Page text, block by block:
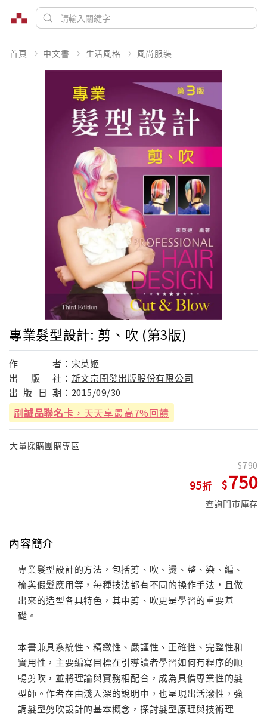
首頁 中文書 生活風格 風尚服裝
專業髮型設計: 剪、吹 (第3版)
作 者： 宋英姬
出
版 社： 新文京開發出版股份有限公司
出 版 日 期： 2015/09/30
刷誠品聯名卡 ，天天享最高7%回饋
大量採購團購專區
95
790
750
查詢門市庫存
內容簡介
專業髮型設計的方法，包括剪、吹、燙、整、染、編、
梳與假髮應用等，每種技法都有不同的操作手法，且做
出來的造型各具特色，其中剪、吹更是學習的重要基
礎。
本書兼具系統性、精緻性、嚴謹性、正確性、完整性和
實用性，主要編寫目標在引導讀者學習如何有程序的順
暢剪吹，並將理論與實務相配合，成為具備專業性的髮
型師。作者在由淺入深的說明中，也呈現出活潑性，強
調髮型剪吹設計的基本概念，探討髮型原理與技術理